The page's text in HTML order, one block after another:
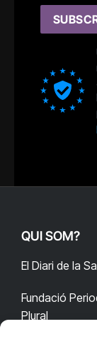
QUI SOM?
El Diari de la
Fundació
Plural